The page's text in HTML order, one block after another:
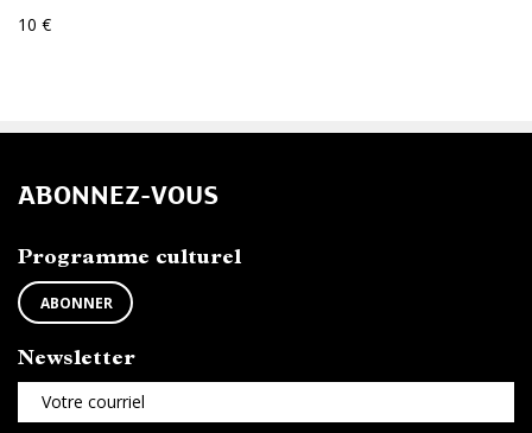
10 €
ABONNEZ-VOUS
Programme culturel
ABONNER
Newsletter
Votre courriel